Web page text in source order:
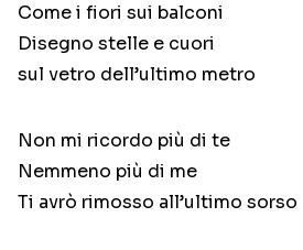
Come i fiori sui balconi
Disegno stelle e cuori
sul vetro dell’ultimo metro
Non mi ricordo più di te
Nemmeno più di me
Ti avrò rimosso all’ultimo sorso